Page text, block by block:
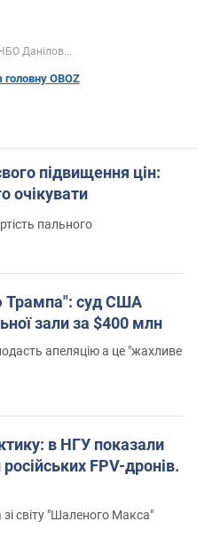
Данілов...
OBOZ
підвищення цін:
очікувати
пального
Трампа": суд США
зали за $400 млн
апеляцію а це "жахливе
в НГУ показали
FPV-дронів.
світу "Шаленого Макса"